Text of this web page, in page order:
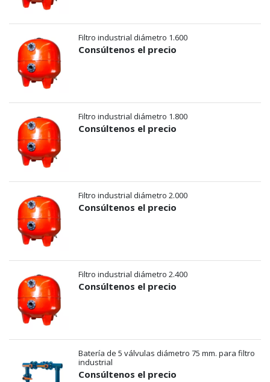
Filtro industrial diámetro 1.600
Consúltenos el precio
Filtro industrial diámetro 1.800
Consúltenos el precio
Filtro industrial diámetro 2.000
Consúltenos el precio
Filtro industrial diámetro 2.400
Consúltenos el precio
Batería de 5 válvulas diámetro 75 mm. para filtro
industrial
Consúltenos el precio